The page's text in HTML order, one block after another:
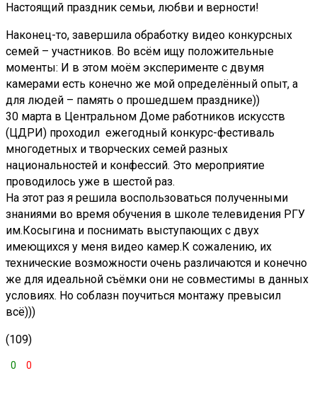
Настоящий праздник семьи, любви и верности!
Наконец-то, завершила обработку видео конкурсных
семей – участников. Во всём ищу положительные
моменты: И в этом моём эксперименте с двумя
камерами есть конечно же мой определённый опыт, а
для людей – память о прошедшем празднике))
30 марта в Центральном Доме работников искусств
(ЦДРИ) проходил ежегодный конкурс-фестиваль
многодетных и творческих семей разных
национальностей и конфессий. Это мероприятие
проводилось уже в шестой раз.
На этот раз я решила воспользоваться полученными
знаниями во время обучения в школе телевидения РГУ
им.Косыгина и поснимать выступающих с двух
имеющихся у меня видео камер.К сожалению, их
технические возможности очень различаются и конечно
же для идеальной съёмки они не совместимы в данных
условиях. Но соблазн поучиться монтажу превысил
всё)))
(109)
0 0